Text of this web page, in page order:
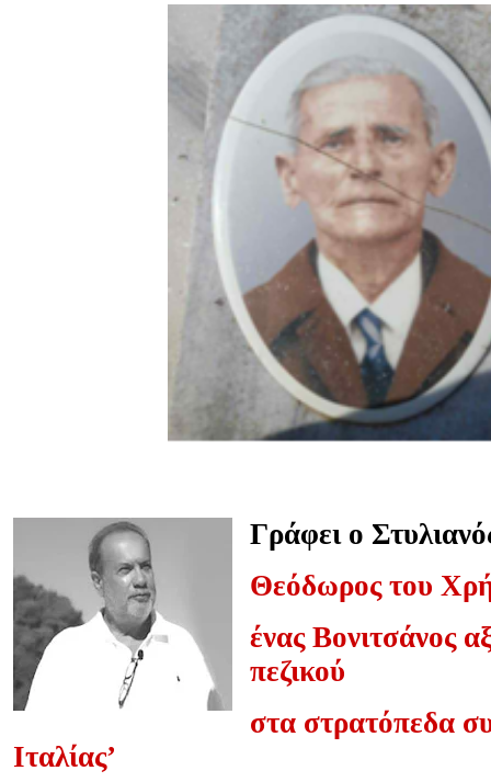
Γράφει ο
Θεόδωρος του
ένας Βονιτσάνος
πεζικού
στα στρατόπεδα
Ιταλίας’